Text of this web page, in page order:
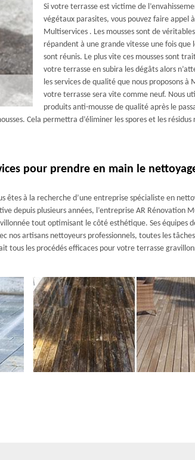
Si votre terrasse est victime de
végétaux parasites, vous pouvez faire appel
Multiservices . Les mousses sont de
répandent à une grande vitesse une fois que
sont réunis. Le plus vite ces mousses sont
votre terrasse en subira les dégâts alors
les services de qualité que nous proposons à
votre terrasse sera vite comme neuf. Nous
produits anti-mousse de qualité après le
Cela permettra d’éliminer les spores et les résidus
pour prendre en main le
êtes à la recherche d’une entreprise spécialiste en
depuis plusieurs années, l’entreprise AR Rénovation
tout optimisant le côté esthétique. Ses équipes
nos artisans nettoyeurs professionnels, toutes les
tous les procédés efficaces pour votre terrasse